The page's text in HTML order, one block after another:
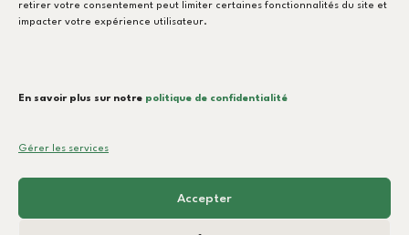
retirer votre consentement peut limiter certaines fonctionnalités du site et
impacter votre expérience utilisateur.
En savoir plus sur notre politique de confidentialité
Gérer les services
Accepter
MB-Ventilation